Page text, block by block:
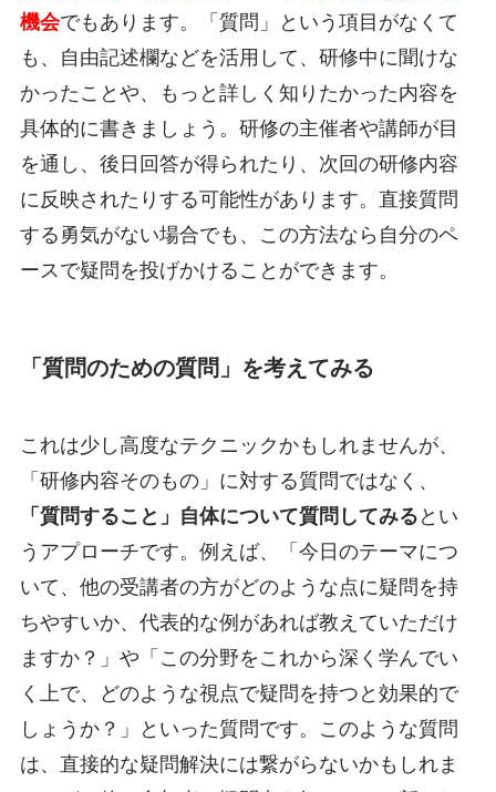
機会でもあります。「質問」という項目がなくて
も、自由記述欄などを活用して、研修中に聞けな
かったことや、もっと詳しく知りたかった内容を
具体的に書きましょう。研修の主催者や講師が目
を通し、後日回答が得られたり、次回の研修内容
に反映されたりする可能性があります。直接質問
する勇気がない場合でも、この方法なら自分のペ
ースで疑問を投げかけることができます。
「質問のための質問」を考えてみる
これは少し高度なテクニックかもしれませんが、
「研修内容そのもの」に対する質問ではなく、
「質問すること」自体について質問してみる とい
うアプローチです。例えば、「今日のテーマにつ
いて、他の受講者の方がどのような点に疑問を持
ちやすいか、代表的な例があれば教えていただけ
ますか？」や「この分野をこれから深く学んでい
く上で、どのような視点で疑問を持つと効果的で
しょうか？」といった質問です。このような質問
は、直接的な疑問解決には繋がらないかもしれま